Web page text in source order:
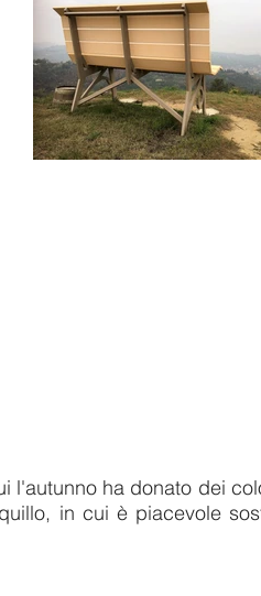
l'autunno ha donato dei
in cui è piacevole